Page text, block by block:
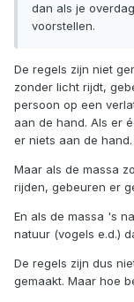
dan als je
voorstellen.
De regels zijn niet
zonder licht rijdt,
persoon op een
aan de hand. Als er
er niets aan de hand.
Maar als de massa
rijden, gebeuren er
En als de massa 's
natuur (vogels e.d.)
De regels zijn dus
gemaakt. Maar hoe